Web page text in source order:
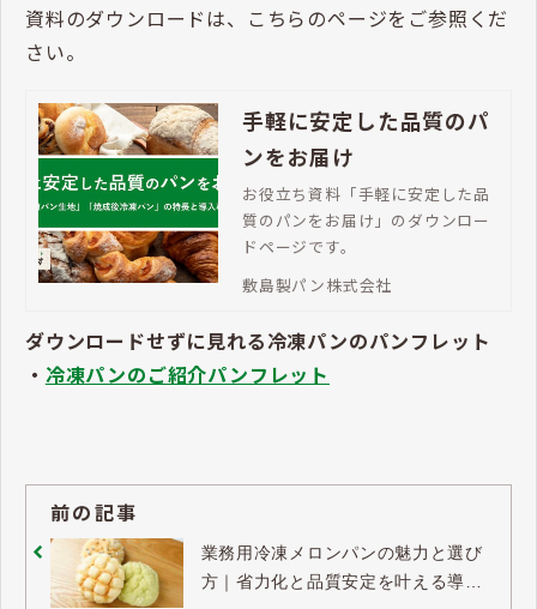
明な点はお問い合わせください。
資料のダウンロードは、こちらのページをご参照くだ
さい。
手軽に安定した品質のパ
ンをお届け
お役立ち資料「手軽に安定した品
質のパンをお届け」のダウンロー
ドページです。
敷島製パン株式会社
ダウンロードせずに見れる冷凍パンのパンフレット
・ 冷凍パンのご紹介パンフレット
前の記事
業務用冷凍メロンパンの魅力と選び
方｜省力化と品質安定を叶える導入